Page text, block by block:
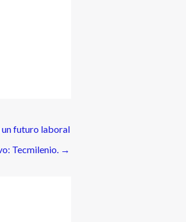
un futuro laboral
Tecmilenio. →